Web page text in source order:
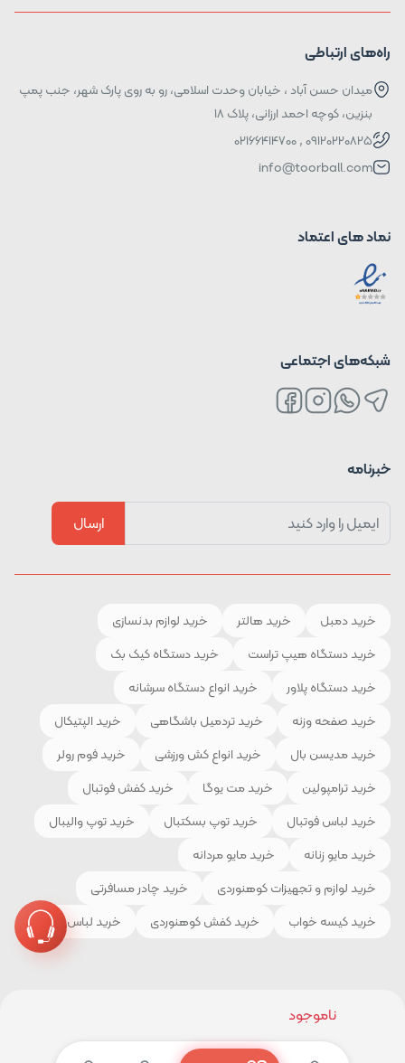
ناموجود
راه‌های ارتباطی
میدان حسن آباد ، خیابان وحدت اسلامی، رو به روی پارک شهر، جنب پمپ
بنزین، کوچه احمد ارزانی، پلاک ۱۸
09120220825 , 02166414700
info@toorball.com
نماد های اعتماد
شبکه‌های اجتماعی
خبرنامه
ارسال
خرید دمبل خرید هالتر
خرید لوازم بدنسازی
خرید دستگاه هیپ تراست
خرید دستگاه کیک بک
خرید دستگاه پلاور
خرید انواع دستگاه سرشانه
خرید صفحه وزنه
خرید تردمیل باشگاهی
خرید الپتیکال
خرید مدیسن بال
خرید انواع کش ورزشی
خرید فوم رولر
خرید ترامپولین
خرید مت یوگا
خرید کفش فوتبال
خرید لباس فوتبال
خرید توپ بسکتبال
خرید توپ والیبال
خرید مایو زنانه
خرید مایو مردانه
خرید لوازم و تجهیزات کوهنوردی
خرید چادر مسافرتی
خرید کیسه خواب
خرید کفش کوهنوردی خرید لباس ورزشی